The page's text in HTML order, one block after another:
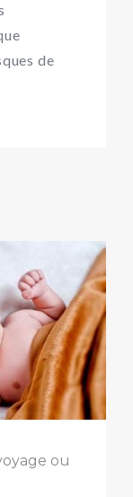
de
ou